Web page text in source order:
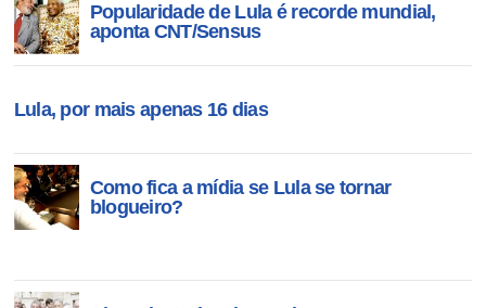
Popularidade de Lula é recorde mundial,
aponta CNT/Sensus
Lula, por mais apenas 16 dias
Como fica a mídia se Lula se tornar
blogueiro?